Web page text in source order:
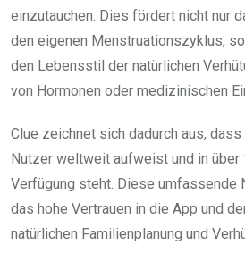
einzutauchen. Dies fördert nicht nur
den eigenen Menstruationszyklus,
den Lebensstil der natürlichen
von Hormonen oder medizinischen
Clue zeichnet sich dadurch aus,
Nutzer weltweit aufweist und in über
Verfügung steht. Diese
das hohe Vertrauen in die App und
natürlichen Familienplanung und